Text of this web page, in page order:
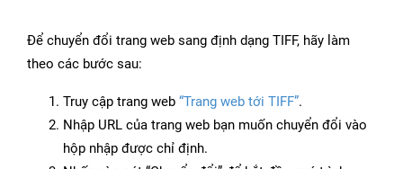
Để chuyển đổi trang web sang định dạng TIFF, hãy làm
theo các bước sau:
Truy cập trang web “Trang web tới TIFF”.
Nhập URL của trang web bạn muốn chuyển đổi vào
hộp nhập được chỉ định.